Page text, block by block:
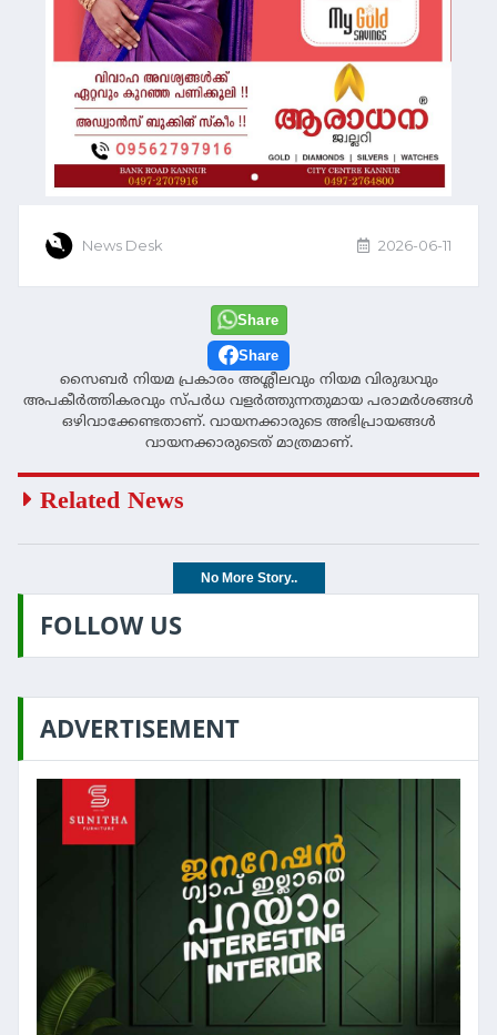
News Desk 2026-06-11
Share
Share
സൈബര്‍ നിയമ പ്രകാരം അശ്ലീലവും നിയമ വിരുദ്ധവും
അപകീര്‍ത്തികരവും സ്പര്‍ധ വളര്‍ത്തുന്നതുമായ പരാമര്‍ശങ്ങള്‍
ഒഴിവാക്കേണ്ടതാണ്. വായനക്കാരുടെ അഭിപ്രായങ്ങള്‍
വായനക്കാരുടെത് മാത്രമാണ്.
Related News
No More Story..
FOLLOW US
ADVERTISEMENT